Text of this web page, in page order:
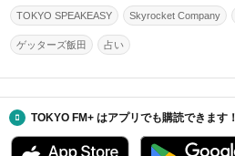
TOKYO SPEAKEASY Skyrocket Company
ゲッターズ飯田 占い
TOKYO FM+ はアプリでも購読できます！